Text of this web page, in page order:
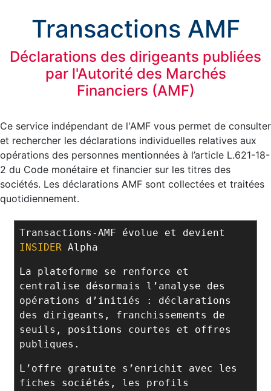
Transactions AMF
Déclarations des dirigeants publiées
par l'Autorité des Marchés
Financiers (AMF)
Ce service indépendant de l'AMF vous permet de consulter
et rechercher les déclarations individuelles relatives aux
opérations des personnes mentionnées à l’article L.621-18-
2 du Code monétaire et financier sur les titres des
sociétés. Les déclarations AMF sont collectées et traitées
quotidiennement.
Transactions-AMF évolue et devient
INSIDER Alpha
La plateforme se renforce et
centralise désormais l’analyse des
opérations d’initiés : déclarations
des dirigeants, franchissements de
seuils, positions courtes et offres
publiques.
L’offre gratuite s’enrichit avec les
fiches sociétés, les profils